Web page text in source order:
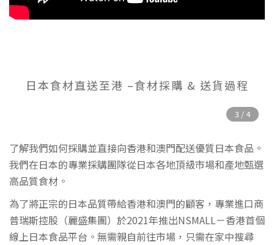
日本食材直送至港 –食材採購 & 送貨過程
了解我們如何採購並直接向香港和澳門配送優質日本食品。
我們在日本的專業採購團隊從日本各地頂級市場和產地甄選
高品質食材。
為了將正宗的日本品質帶給香港和澳門的顧客，專業進口商
普瑞斯控股（麗盛集團）於2021年推出NSMALL－香港首個
線上日本食品平台。無需親自前往市場，只需在家中搜尋